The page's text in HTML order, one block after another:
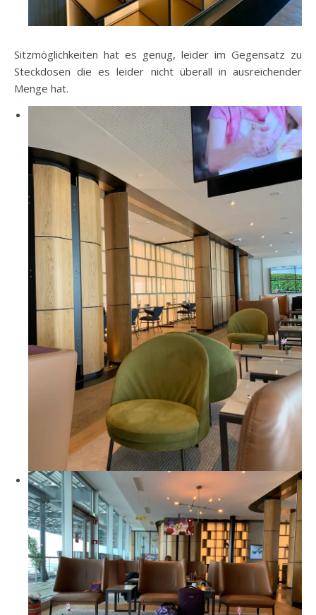
Sitzmöglichkeiten hat es genug, leider im Gegensatz zu
Steckdosen die es leider nicht überall in ausreichender
Menge hat.